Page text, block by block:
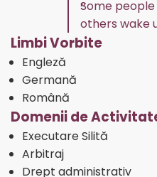
Some
others wake
Limbi Vorbite
Engleză
Germană
Română
Domenii de
Executare Silită
Arbitraj
Drept administrativ